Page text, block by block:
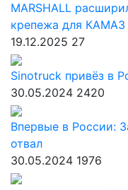
MARSHALL
крепежа для
19.12.2025 27
Sinotruck привёз в
30.05.2024 2420
Впервые в России:
отвал
30.05.2024 1976